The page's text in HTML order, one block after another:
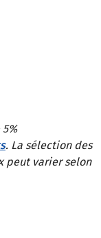
. La sélection des
peut varier selon